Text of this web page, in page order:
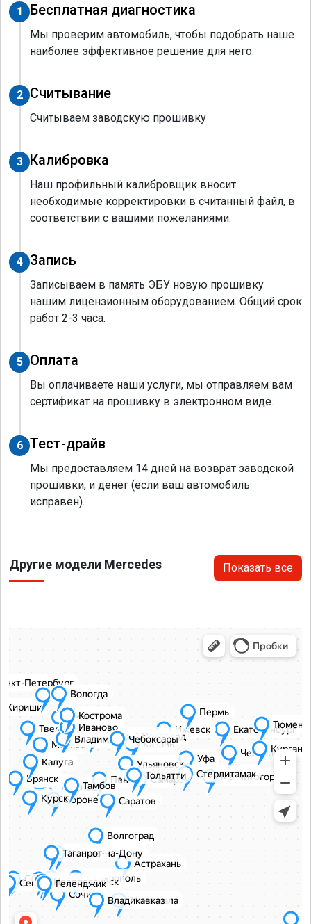
1 Бесплатная диагностика
Мы проверим автомобиль, чтобы подобрать наше
наиболее эффективное решение для него.
2 Считывание
Считываем заводскую прошивку
3 Калибровка
Наш профильный калибровщик вносит
необходимые корректировки в считанный файл, в
соответствии с вашими пожеланиями.
4 Запись
Записываем в память ЭБУ новую прошивку
нашим лицензионным оборудованием. Общий срок
работ 2-3 часа.
5 Оплата
Вы оплачиваете наши услуги, мы отправляем вам
сертификат на прошивку в электронном виде.
6 Тест-драйв
Мы предоставляем 14 дней на возврат заводской
прошивки, и денег (если ваш автомобиль
исправен).
Другие модели Mercedes Показать все